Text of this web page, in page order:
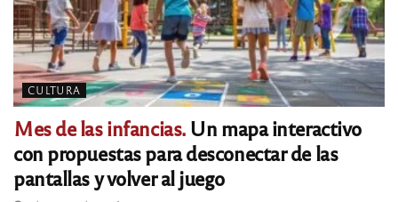
CULTURA
Mes de las infancias.Un mapa interactivo
con propuestas para desconectar de las
pantallas y volver al juego